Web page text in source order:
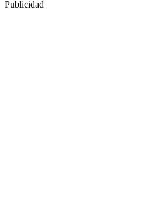
Publicidad